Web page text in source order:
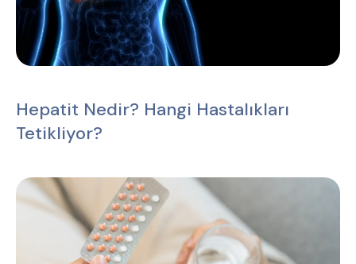
Hepatit Nedir? Hangi Hastalıkları
Tetikliyor?